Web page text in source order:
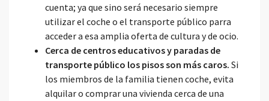
cuenta; ya que sino será necesario siempre
utilizar el coche o el transporte público parra
acceder a esa amplia oferta de cultura y de ocio.
Cerca de centros educativos y paradas de
transporte público los pisos son más caros. Si
los miembros de la familia tienen coche, evita
alquilar o comprar una vivienda cerca de una